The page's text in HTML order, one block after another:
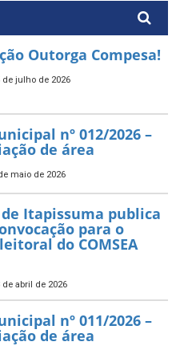
Outorga Compesa!
julho de 2026
nº 012/2026 –
de área
maio de 2026
Itapissuma publica
para o
do COMSEA
abril de 2026
nº 011/2026 –
de área